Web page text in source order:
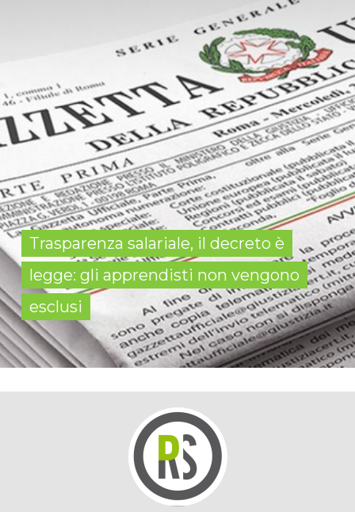
Trasparenza salariale, il decreto è
legge: gli apprendisti non vengono
esclusi